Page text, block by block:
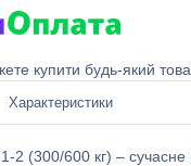
купити будь-який
Характеристики
(300/600 кг) – сучасне